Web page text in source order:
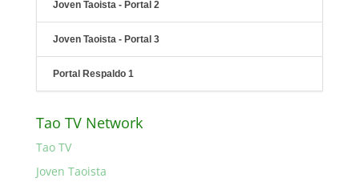
Joven Taoista - Portal 2
Joven Taoista - Portal 3
Portal Respaldo 1
Tao TV Network
Tao TV
Joven Taoista